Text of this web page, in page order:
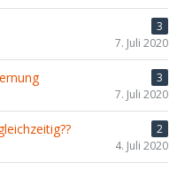
3
7. Juli 2020
3
7. Juli 2020
2
4. Juli 2020